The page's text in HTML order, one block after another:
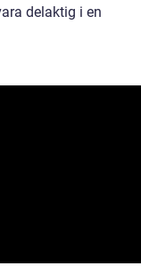
delaktig i en